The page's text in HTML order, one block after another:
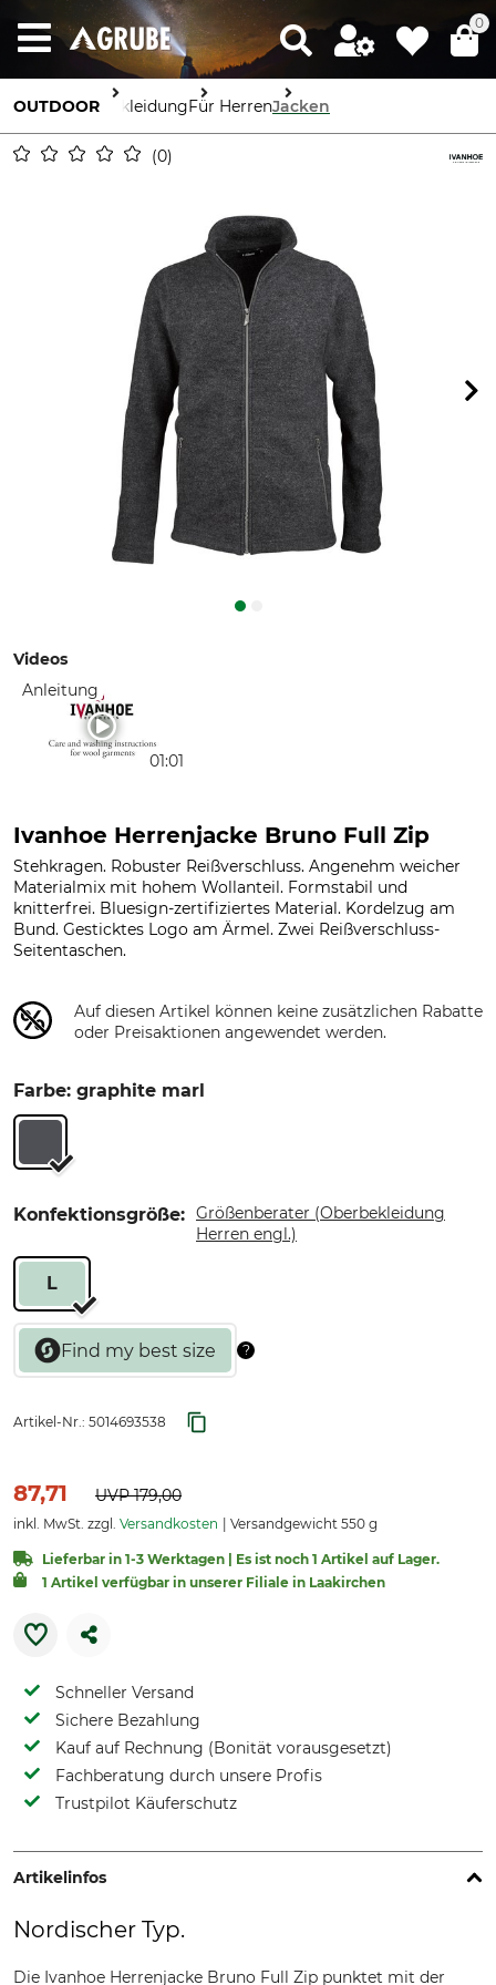
0
OUTDOOR BekleidungFür HerrenJacken
0
Videos
Anleitung
01:01
Ivanhoe Herrenjacke Bruno Full Zip
Stehkragen. Robuster Reißverschluss. Angenehm weicher
Materialmix mit hohem Wollanteil. Formstabil und
knitterfrei. Bluesign-zertifiziertes Material. Kordelzug am
Bund. Gesticktes Logo am Ärmel. Zwei Reißverschluss-
Seitentaschen.
Auf diesen Artikel können keine zusätzlichen Rabatte
oder Preisaktionen angewendet werden.
Farbe: graphite marl
Konfektionsgröße: Größenberater (Oberbekleidung
Herren engl.)
L
Artikel-Nr.: 5014693538
87,71 UVP179,00
inkl. MwSt. zzgl. Versandkosten Versandgewicht 550 g
Lieferbar in 1-3 Werktagen | Es ist noch 1 Artikel auf Lager.
1 Artikel verfügbar in unserer Filiale in Laakirchen
Schneller Versand
Sichere Bezahlung
Kauf auf Rechnung (Bonität vorausgesetzt)
Fachberatung durch unsere Profis
Trustpilot Käuferschutz
Artikelinfos
Nordischer Typ.
Die Ivanhoe Herrenjacke Bruno Full Zip punktet mit der